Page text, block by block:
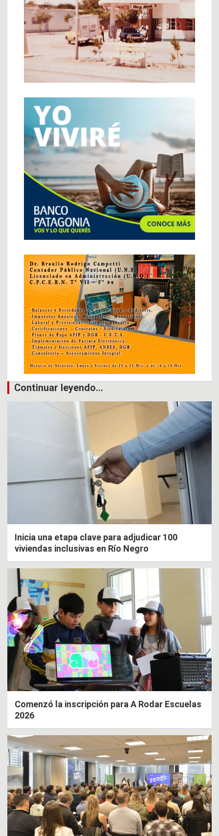
Continuar leyendo...
Inicia una etapa clave para adjudicar 100
viviendas inclusivas en Río Negro
Comenzó la inscripción para A Rodar Escuelas
2026